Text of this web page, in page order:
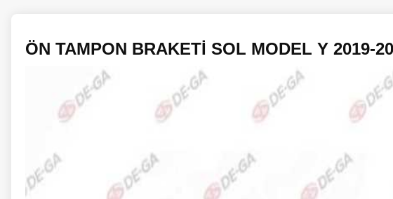
ÖN TAMPON BRAKETİ SOL MODEL Y 2019-